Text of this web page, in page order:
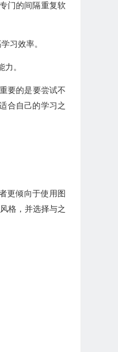
门的间隔重复软
习效率。
。
要的是要尝试不
合自己的学习之
更倾向于使用图
格，并选择与之